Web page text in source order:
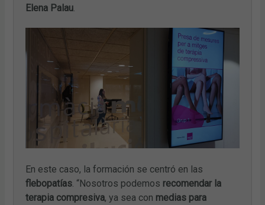
Elena Palau
En este caso, la formación se centró en las
flebopatías . “Nosotros podemos recomendar la
terapia compresiva, ya sea con medias para